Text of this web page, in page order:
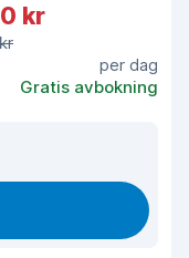
kr
per dag
Gratis avbokning